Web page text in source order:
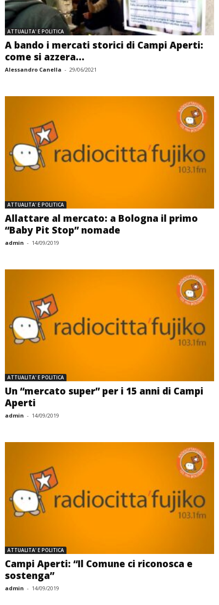
ATTUALITA' E POLITICA
A bando i mercati storici di Campi Aperti:
come si azzera...
Alessandro Canella - 29/06/2021
ATTUALITA' E POLITICA
Allattare al mercato: a Bologna il primo
“Baby Pit Stop” nomade
admin - 14/09/2019
ATTUALITA' E POLITICA
Un “mercato super” per i 15 anni di Campi
Aperti
admin - 14/09/2019
ATTUALITA' E POLITICA
Campi Aperti: “Il Comune ci riconosca e
sostenga”
admin - 14/09/2019